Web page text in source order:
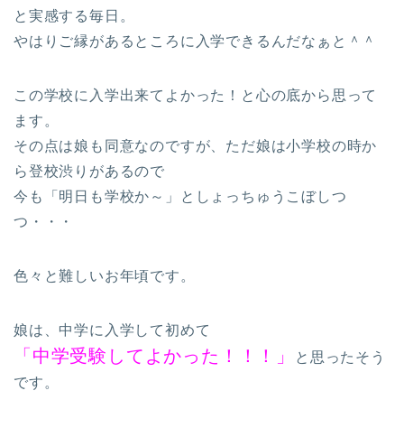
と実感する毎日。
やはりご縁があるところに入学できるんだなぁと＾＾
この学校に入学出来てよかった！と心の底から思って
ます。
その点は娘も同意なのですが、ただ娘は小学校の時か
ら登校渋りがあるので
今も「明日も学校か～」としょっちゅうこぼしつ
つ・・・
色々と難しいお年頃です。
娘は、中学に入学して初めて
「中学受験してよかった！！！」
と思ったそう
です。